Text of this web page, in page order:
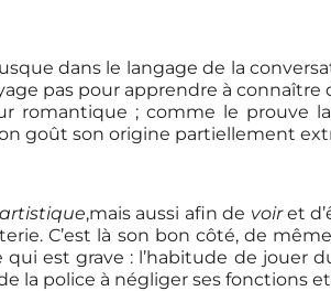
dans le langage de la
pas pour apprendre à
romantique ; comme le
goût son origine partiellement
,mais aussi afin de voiret
C’est là son bon côté, de
qui est grave : l’habitude de
la police à négliger ses fonctions